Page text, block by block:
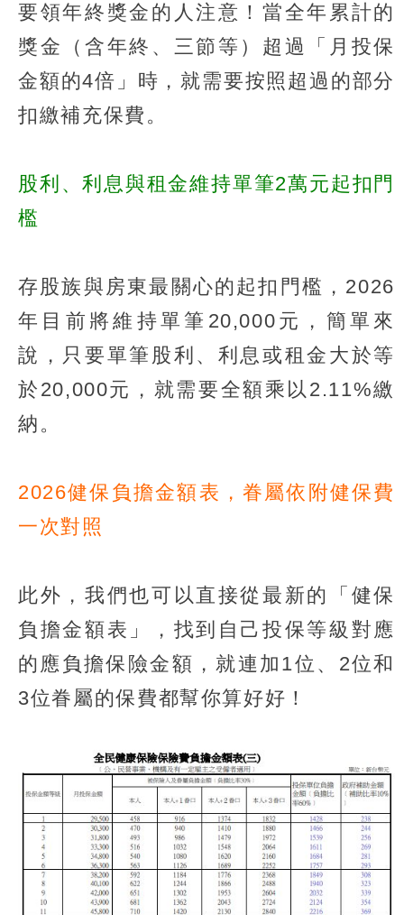
要領年終獎金的人注意！當全年累計的
獎金（含年終、三節等）超過「月投保
金額的4倍」時，就需要按照超過的部分
扣繳補充保費。
股利、利息與租金維持單筆2萬元起扣門
檻
存股族與房東最關心的起扣門檻，2026
年目前將維持單筆20,000元，簡單來
說，只要單筆股利、利息或租金大於等
於20,000元，就需要全額乘以2.11%繳
納。
2026健保負擔金額表，眷屬依附健保費
一次對照
此外，我們也可以直接從最新的「健保
負擔金額表」，找到自己投保等級對應
的應負擔保險金額，就連加1位、2位和
3位眷屬的保費都幫你算好好！